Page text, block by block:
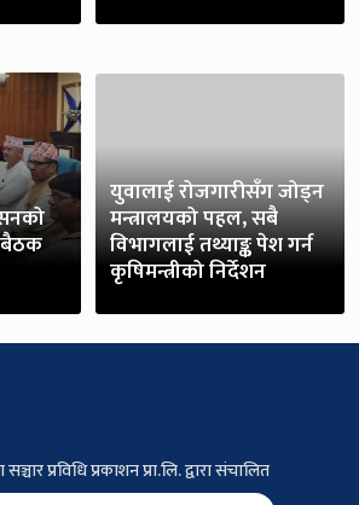
बैठक
युवालाई रोजगारीसँग जोड्न
मन्त्रालयको पहल, सबै
विभागलाई तथ्याङ्क पेश गर्न
कृषिमन्त्रीको निर्देशन
प्रविधि प्रकाशन प्रा.लि. द्वारा संचालित